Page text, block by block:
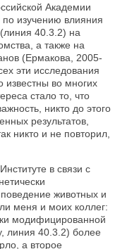
Академии
изучению влияния
40.3.2) на
а также на
(Ермакова, 2005-
эти исследования
известны во многих
стало то, что
никто до этого
результатов,
никто и не повторил,
в связи с
животных и
меня и моих коллег:
модифицированной
линия 40.3.2) более
а второе